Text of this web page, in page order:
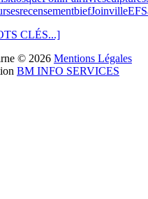
recensementbiefJoinvilleEFS
CLÉS...]
© 2026 Mentions Légales
BM INFO SERVICES